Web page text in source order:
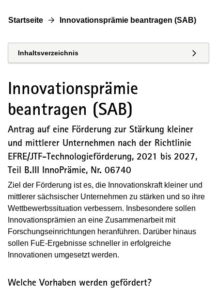
Startseite Innovationsprämie beantragen (SAB)
Inhaltsverzeichnis
Innovationsprämie
beantragen (SAB)
Antrag auf eine Förderung zur Stärkung kleiner
und mittlerer Unternehmen nach der Richtlinie
EFRE/JTF-Technologieförderung, 2021 bis 2027,
Teil B.III InnoPrämie, Nr. 06740
Ziel der Förderung ist es, die Innovationskraft kleiner und
mittlerer sächsischer Unternehmen zu stärken und so ihre
Wettbewerbssituation verbessern. Insbesondere sollen
Innovationsprämien an eine Zusammenarbeit mit
Forschungseinrichtungen heranführen. Darüber hinaus
sollen FuE-Ergebnisse schneller in erfolgreiche
Innovationen umgesetzt werden.
Welche Vorhaben werden gefördert?